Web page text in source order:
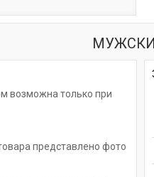
возможна только при
представлено фото